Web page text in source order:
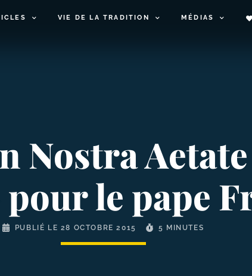
VIE DE LA TRADITION MÉDIAS
Nostra
le pape
PUBLIÉ LE 28 OCTOBRE 2015 5 MINUTES